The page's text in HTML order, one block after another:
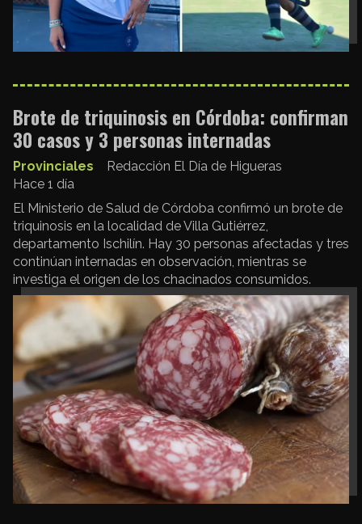
Brote de triquinosis en Córdoba: confirman
30 casos y 3 personas internadas
Redacción El Día de Higueras
Provinciales
Hace 1 día
El Ministerio de Salud de Córdoba confirmó un brote de
triquinosis en la localidad de Villa Gutiérrez,
departamento Ischilín. Hay 30 personas afectadas y tres
continúan internadas en observación, mientras se
investiga el origen de los chacinados consumidos.